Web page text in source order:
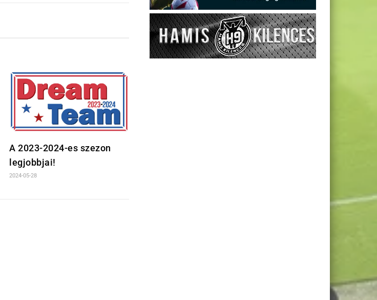
A 2023-2024-es szezon
legjobbjai!
2024-05-28